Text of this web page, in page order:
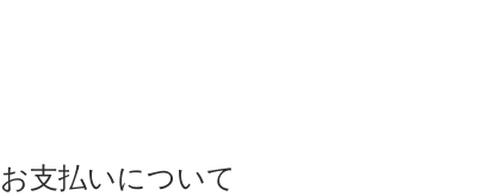
お支払いについて